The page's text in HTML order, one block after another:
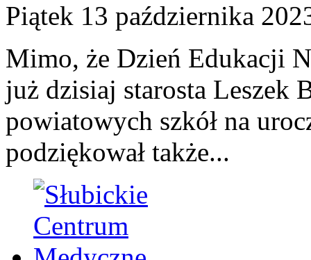
Piątek 13 października
Mimo, że Dzień Edukacji
już dzisiaj starosta Leszek
powiatowych szkół na
podziękował także...